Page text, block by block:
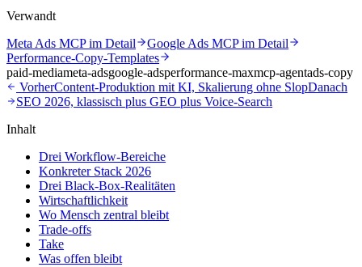
Verwandt
Meta Ads MCP im Detail
Google Ads MCP im Detail
Performance-Copy-Templates
paid-mediameta-adsgoogle-adsperformance-maxmcp-agentads-copy
VorherContent-Produktion mit KI, Skalierung ohne SlopDanach
SEO 2026, klassisch plus GEO plus Voice-Search
Inhalt
Drei Workflow-Bereiche
Konkreter Stack 2026
Drei Black-Box-Realitäten
Wirtschaftlichkeit
Wo Mensch zentral bleibt
Trade-offs
Take
Was offen bleibt